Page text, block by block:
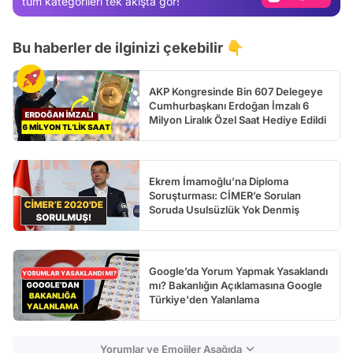
Bu haberler de ilginizi çekebilir 👇
AKP Kongresinde Bin 607 Delegeye
Cumhurbaşkanı Erdoğan İmzalı 6
Milyon Liralık Özel Saat Hediye Edildi
Ekrem İmamoğlu’na Diploma
Soruşturması: CİMER’e Sorulan
Soruda Usulsüzlük Yok Denmiş
Google’da Yorum Yapmak Yasaklandı
mı? Bakanlığın Açıklamasına Google
Türkiye'den Yalanlama
Yorumlar ve Emojiler Aşağıda